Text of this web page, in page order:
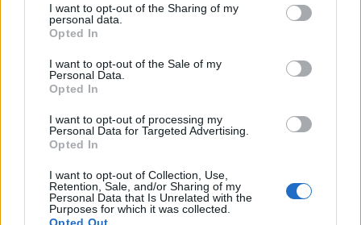
I want to opt-out of the Sharing of my
personal data.
Opted In
I want to opt-out of the Sale of my
Personal Data.
Opted In
I want to opt-out of processing my
Personal Data for Targeted Advertising.
Opted In
I want to opt-out of Collection, Use,
Retention, Sale, and/or Sharing of my
Personal Data that Is Unrelated with the
Purposes for which it was collected.
Opted Out
Calles cercanas
Calle residencial.
Carrer del Pic de Peguera
Calle residencial.